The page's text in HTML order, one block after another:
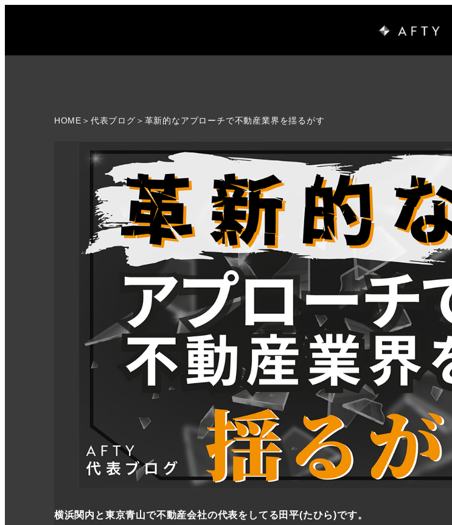
HOME ＞ 代表ブログ ＞革新的なアプローチで不動産業界を揺るがす
横浜関内と東京青山で不動産会社の代表をしてる田平(たひら)です。